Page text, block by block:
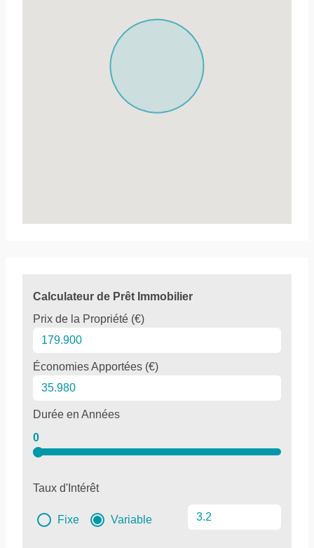
Calculateur de Prêt Immobilier
Prix de la Propriété (€)
Économies Apportées (€)
Durée en Années
0
Taux d'Intérêt
Fixe Variable